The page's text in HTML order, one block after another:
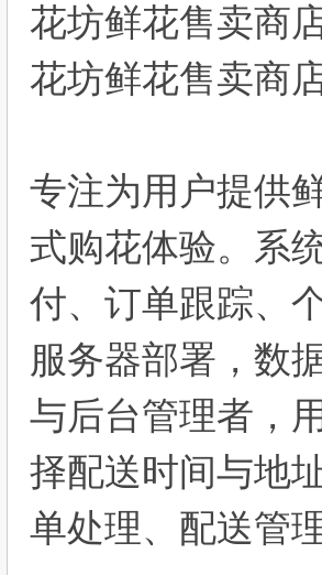
花坊鲜花售卖商
花坊鲜花售卖商
专注为用户提供
式购花体验。系
付、订单跟踪、
服务器部署，数
与后台管理者，
择配送时间与地
单处理、配送管